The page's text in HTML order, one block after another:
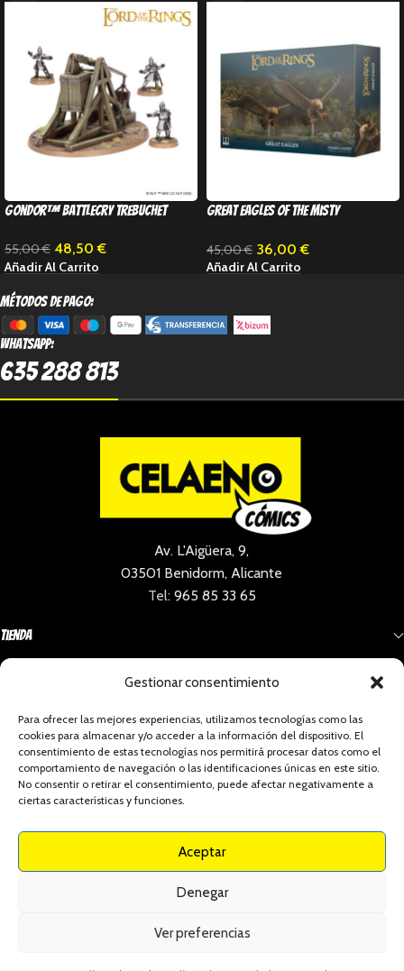
Gestionar consentimiento
Para ofrecer las mejores experiencias, utilizamos tecnologías como las
cookies para almacenar y/o acceder a la información del dispositivo. El
consentimiento de estas tecnologías nos permitirá procesar datos como el
comportamiento de navegación o las identificaciones únicas en este sitio.
No consentir o retirar el consentimiento, puede afectar negativamente a
ciertas características y funciones.
Aceptar
Denegar
Ver preferencias
Gondor™ Battlecry Trebuchet
55,00€ 48,50€
Añadir Al Carrito
Great Eagles of the Misty
45,00€ 36,00€
Añadir Al Carrito
métodos de pago:
Whatsapp:
635 288 813
Av. L'Aigüera, 9,
03501 Benidorm, Alicante
Tel: 965 85 33 65
Tienda
Social
Celaeno Comics - Todos los derechos reservados
Política De PrivacidadEnvíos Y DevolucionesCondiciones Generales